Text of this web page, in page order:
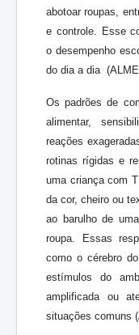
abotoar roupas,
e controle. Esse
o desempenho
do dia a dia
Os padrões de
alimentar,
reações
rotinas rígidas e
uma criança com
da cor, cheiro ou
ao barulho de
roupa. Essas
como o cérebro
estímulos do
amplificada ou
situações comuns